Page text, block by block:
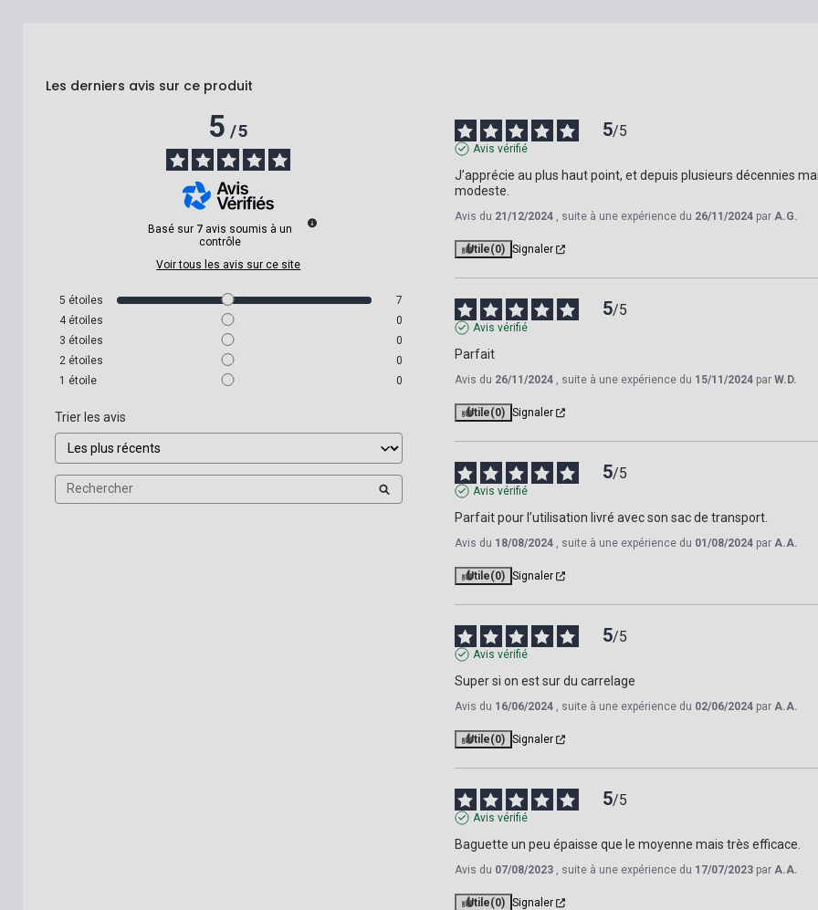
Les derniers avis sur ce produit
5/5
Basé sur 7 avis soumis à un
contrôle
Voir tous les avis sur ce site
5 étoiles
7
4 étoiles
0
3 étoiles
0
2 étoiles
0
1 étoile 0
Trier les avis
5/5
Avis vérifié
J’apprécie au plus haut point, et depuis plusieurs décennies
modeste.
Avis du 21/12/2024 , suite à une expérience du 26/11/2024 par A.G.
Utile(0) Signaler
5/5
Avis vérifié
Parfait
Avis du 26/11/2024 , suite à une expérience du 15/11/2024 par W.D.
Utile(0) Signaler
5/5
Avis vérifié
Parfait pour l’utilisation livré avec son sac de transport.
Avis du 18/08/2024 , suite à une expérience du 01/08/2024 par A.A.
Utile(0) Signaler
5/5
Avis vérifié
Super si on est sur du carrelage
Avis du 16/06/2024 , suite à une expérience du 02/06/2024 par A.A.
Utile(0) Signaler
5/5
Avis vérifié
Baguette un peu épaisse que le moyenne mais très efficace.
Avis du 07/08/2023 , suite à une expérience du 17/07/2023 par A.A.
Utile(0) Signaler